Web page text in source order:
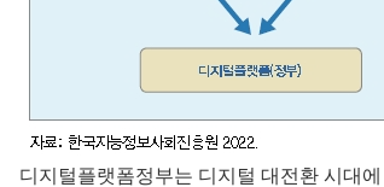
디지털플랫폼정부는 디지털 대전환 시대